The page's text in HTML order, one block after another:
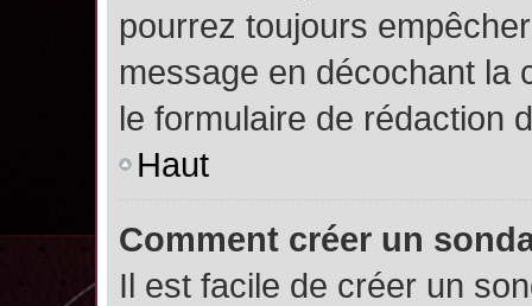
pourrez toujours
message en décochant la
le formulaire de rédaction
Haut
Comment créer un
Il est facile de créer un